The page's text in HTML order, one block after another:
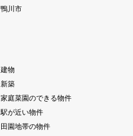
鴨川市
建物
新築
家庭菜園のできる物件
駅が近い物件
田園地帯の物件